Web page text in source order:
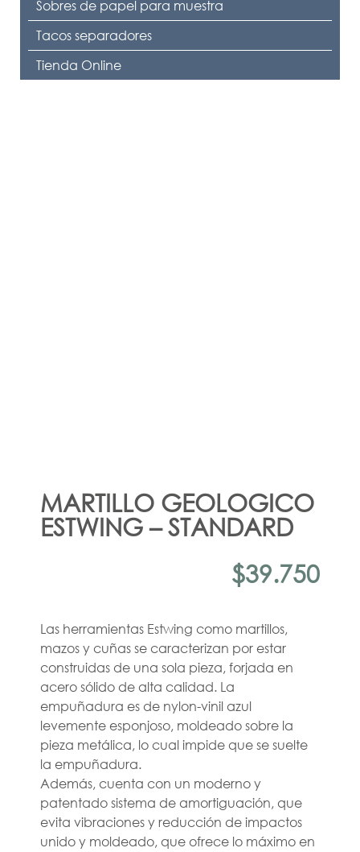
MARTILLO GEOLOGICO
ESTWING – STANDARD
$39.750
Las herramientas Estwing como martillos,
mazos y cuñas se caracterizan por estar
construidas de una sola pieza, forjada en
acero sólido de alta calidad. La
empuñadura es de nylon-vinil azul
levemente esponjoso, moldeado sobre la
pieza metálica, lo cual impide que se suelte
la empuñadura.
Además, cuenta con un moderno y
patentado sistema de amortiguación, que
evita vibraciones y reducción de impactos
unido y moldeado, que ofrece lo máximo en
Sobres de papel para muestra
Tacos separadores
Tienda Online